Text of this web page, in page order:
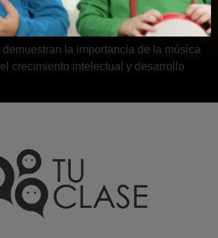
la importancia de la música
crecimiento intelectual y desarrollo